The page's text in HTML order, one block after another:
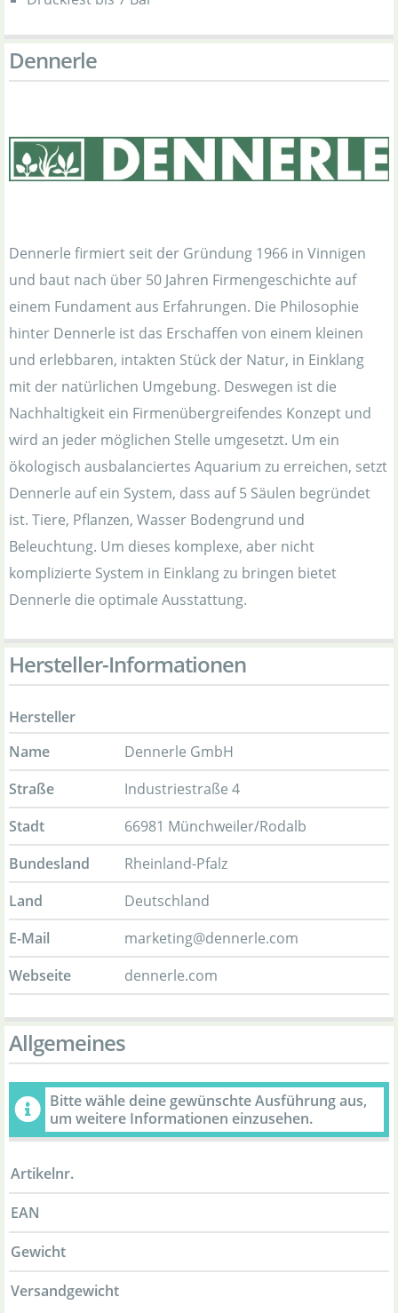
Dennerle
Dennerle firmiert seit der Gründung 1966 in Vinnigen
und baut nach über 50 Jahren Firmengeschichte auf
einem Fundament aus Erfahrungen. Die Philosophie
hinter Dennerle ist das Erschaffen von einem kleinen
und erlebbaren, intakten Stück der Natur, in Einklang
mit der natürlichen Umgebung. Deswegen ist die
Nachhaltigkeit ein Firmenübergreifendes Konzept und
wird an jeder möglichen Stelle umgesetzt. Um ein
ökologisch ausbalanciertes Aquarium zu erreichen, setzt
Dennerle auf ein System, dass auf 5 Säulen begründet
ist. Tiere, Pflanzen, Wasser Bodengrund und
Beleuchtung. Um dieses komplexe, aber nicht
komplizierte System in Einklang zu bringen bietet
Dennerle die optimale Ausstattung.
Hersteller-Informationen
Hersteller
Name
Dennerle GmbH
Straße
Industriestraße 4
Stadt
66981 Münchweiler/Rodalb
Bundesland
Rheinland-Pfalz
Land
Deutschland
E-Mail
marketing@dennerle.com
Webseite
dennerle.com
Allgemeines
Bitte wähle deine gewünschte Ausführung aus,
um weitere Informationen einzusehen.
Artikelnr.
EAN
Gewicht
Versandgewicht